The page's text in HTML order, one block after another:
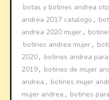
botas y botines andrea
andrea 2017 catalogo ,
andrea 2020 mujer ,
botines andrea mujer ,
2020 , botines andrea
2019 , botines de mujer
andrea , botines mujer
mujer andrea , botines